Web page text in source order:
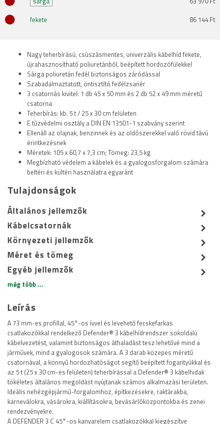
fekete
86 144 Ft
Nagy teherbírású, csúszásmentes, univerzális kábelhíd fekete,
újrahasznosítható poliuretánból, beépített hordozófülekkel
Sárga poliuretán fedél biztonságos záródással
Szabadalmaztatott, öntisztító fedélzsanér
3 csatornás kivitel: 1 db 45 x 50 mm és 2 db 52 x 49 mm méretű
csatorna
Teherbírás: kb. 5 t / 25 x 30 cm felületen
E tűzvédelmi osztály a DIN EN 13501-1 szabvány szerint
Ellenáll az olajnak, benzinnek és az oldószerekkel való rövid távú
érintkezésnek
Méretek: 105 x 60,7 x 7,3 cm; Tömeg: 23,5 kg
Megbízható védelem a kábelek és a gyalogosforgalom számára
beltéri és kültéri használatra egyaránt
Tulajdonságok
Általános jellemzők
Kábelcsatornák
Környezeti jellemzők
Méret és tömeg
Egyéb jellemzők
még több ...
Leírás
A 73 mm-es profillal, 45°-os ívvel és levehető fecskefarkas
csatlakozókkal rendelkező Defender® 3 kábelhídrendszer sokoldalú
kábelvezetést, valamint biztonságos áthaladást tesz lehetővé mind a
járművek, mind a gyalogosok számára. A 3 darab közepes méretű
csatornával, a könnyű hordozhatóságot segítő beépített fogantyúkkal és
az 5 t (25 x 30 cm-es felületen) teherbírással a Defender® 3 kábelhidak
tökéletes általános megoldást nyújtanak számos alkalmazási területen.
Ideális nehézgépjármű-forgalomhoz, építkezésekre, raktárakba,
karneválokra, vásárokra, kiállításokra, bevásárlóközpontokba és zenei
rendezvényekre.
A DEFENDER 3 C 45°-os kanyarelem csatlakozókkal kiegészítve